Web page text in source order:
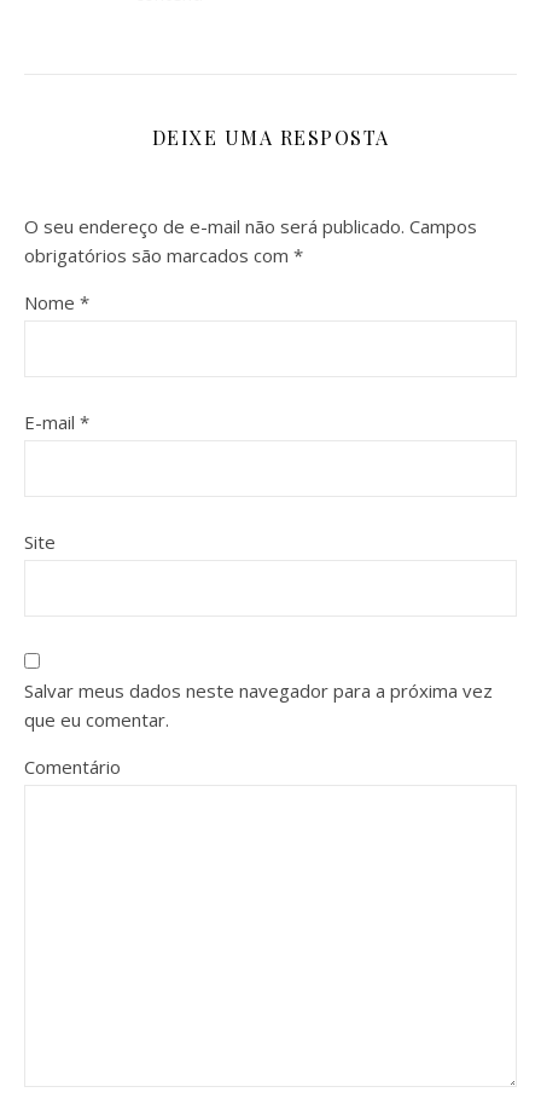
DEIXE UMA RESPOSTA
O seu endereço de e-mail não será publicado. Campos
obrigatórios são marcados com *
Nome *
E-mail *
Site
Salvar meus dados neste navegador para a próxima vez
que eu comentar.
Comentário